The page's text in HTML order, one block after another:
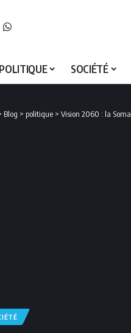
POLITIQUE SOCIÉTÉ
Blog > politique > Vision 2060 : la